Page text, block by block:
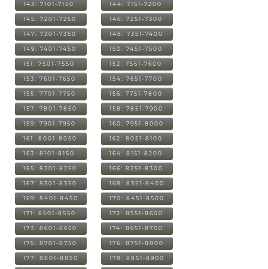
143: 7101-7150 144: 7151-7200
145: 7201-7250 146: 7251-7300
147: 7301-7350 148: 7351-7400
149: 7401-7450 150: 7451-7500
151: 7501-7550 152: 7551-7600
153: 7601-7650 154: 7651-7700
155: 7701-7750 156: 7751-7800
157: 7801-7850 158: 7851-7900
159: 7901-7950 160: 7951-8000
161: 8001-8050 162: 8051-8100
163: 8101-8150 164: 8151-8200
165: 8201-8250 166: 8251-8300
167: 8301-8350 168: 8351-8400
169: 8401-8450 170: 8451-8500
171: 8501-8550 172: 8551-8600
173: 8601-8650 174: 8651-8700
175: 8701-8750 176: 8751-8800
177: 8801-8850 178: 8851-8900